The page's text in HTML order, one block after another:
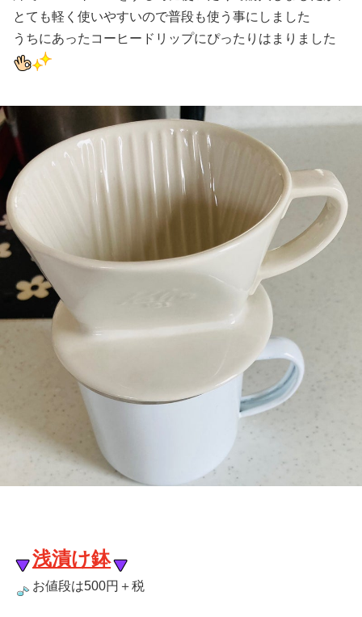
とても軽く使いやすいので普段も使う事にしました
うちにあったコーヒードリップにぴったりはまりました
浅漬け鉢
お値段は500円＋税